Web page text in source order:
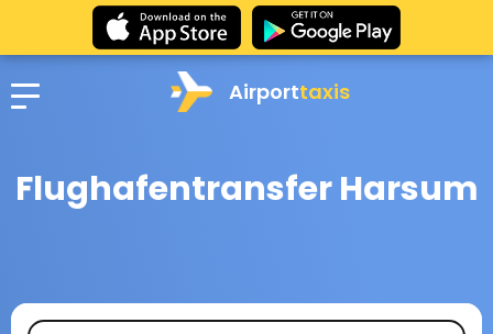
Airporttaxis
Flughafentransfer Harsum